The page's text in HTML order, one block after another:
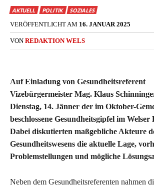
AKTUELL POLITIK
SOZIALES
VERÖFFENTLICHT AM 16. JANUAR 2025
VON REDAKTION WELS
Auf Einladung von Gesundheitsreferent
Vizebürgermeister Mag. Klaus
Dienstag, 14. Jänner der im Oktober-
beschlossene Gesundheitsgipfel im Welser
Dabei diskutierten maßgebliche Akteure
Gesundheitswesens die aktuelle Lage,
Problemstellungen und mögliche
Neben dem Gesundheitsreferenten nahmen